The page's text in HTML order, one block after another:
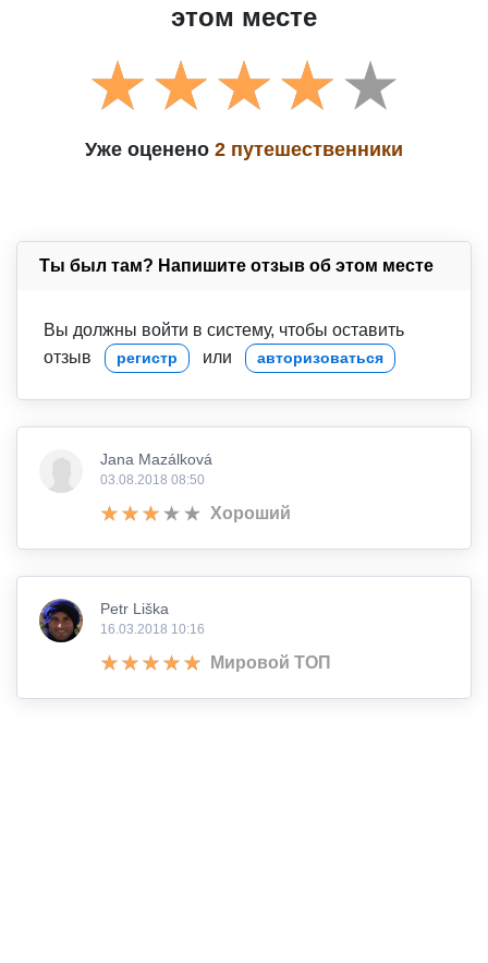
этом месте
Уже оценено 2 путешественники
Ты был там? Напишите отзыв об этом месте
Вы должны войти в систему, чтобы оставить
отзыв
регистр или авторизоваться
Jana Mazálková
03.08.2018 08:50
Хороший
Petr Liška
16.03.2018 10:16
Мировой ТОП